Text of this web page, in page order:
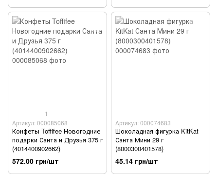
1
Артикул: 000085068
Конфеты Toffifee Новогодние
подарки Санта и Друзья 375 г
(4014400902662)
572.00 грн/шт
Артикул: 000074683
Шоколадная фигурка KitKat
Санта Мини 29 г
(8000300401578)
45.14 грн/шт